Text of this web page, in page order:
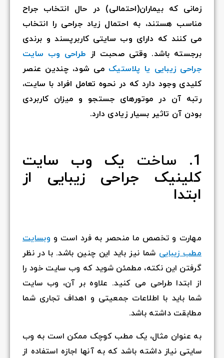
زمانی که بیماران(احتمالی) در حال انتخاب جراح
مناسب هستند، به احتمال زیاد جراحی را انتخاب
می کنند که دارای وب سایتی کاربرپسند و برندی
برجسته باشد. وقتی صحبت از طراحی وب سایت
جراحی زیبایی یا پلاستیکمی شود، چندین عنصر
کلیدی وجود دارد که در نحوه تعامل افراد با سایت،
رتبه آن در موتورهای جستجو و میزان کاربردی
بودن آن تاثیر بسیار زیادی دارد.
1. ساختیک وب سایت
کلینیک جراحی زیبایی از
ابتدا
مهارت و تخصص ما منحصر به فرد است و وبسایت
مطب زیباییشما نیز باید این چنین باشد. با در نظر
گرفتن این نکته، مطمئن شوید که وب سایت خود را
از ابتدا طراحی می کنید. علاوه بر آن، وب سایت
شما باید با اطلاعات جمعیتی و اهداف تجاری شما
مطابقت داشته باشد.
به عنوان مثال، یک مطب کوچک ممکن است به وب
سایتی نیاز داشته باشد که به آنها اجازه استفاده از